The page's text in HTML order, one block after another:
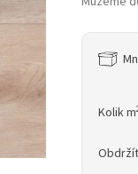
Kolik m